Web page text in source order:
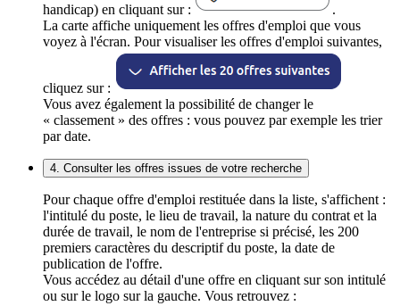
handicap) en cliquant sur :
.
La carte affiche uniquement les offres d'emploi que vous
voyez à l'écran. Pour visualiser les offres d'emploi suivantes,
cliquez sur :
Vous avez également la possibilité de changer le
« classement » des offres : vous pouvez par exemple les trier
par date.
4. Consulter les offres issues de votre recherche
Pour chaque offre d'emploi restituée dans la liste, s'affichent :
l'intitulé du poste, le lieu de travail, la nature du contrat et la
durée de travail, le nom de l'entreprise si précisé, les 200
premiers caractères du descriptif du poste, la date de
publication de l'offre.
Vous accédez au détail d'une offre en cliquant sur son intitulé
ou sur le logo sur la gauche. Vous retrouvez :